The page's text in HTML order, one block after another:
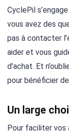
CyclePil
vous avez des
pas à contacter
aider et vous
d’achat. Et
pour bénéficier
Un large
Pour faciliter vos